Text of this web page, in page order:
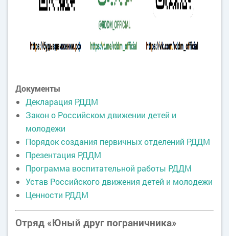
Документы
Декларация РДДМ
Закон о Российском движении детей и
молодежи
Порядок создания первичных отделений РДДМ
Презентация РДДМ
Программа воспитательной работы РДДМ
Устав Российского движения детей и молодежи
Ценности РДДМ
Отряд «Юный друг пограничника»